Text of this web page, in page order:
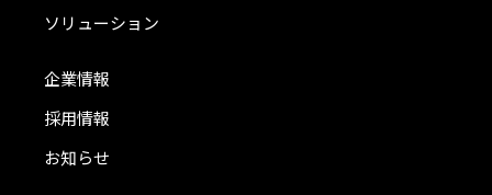
ソリューション
企業情報
採用情報
お知らせ